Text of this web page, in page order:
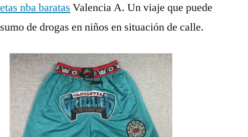
nba baratas Valencia A. Un viaje que puede
de drogas en niños en situación de calle.